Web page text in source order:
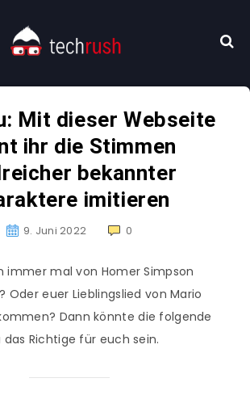
Mit dieser Webseite
ihr die Stimmen
bekannter
imitieren
9. Juni 2022 0
immer mal von Homer Simpson
Oder euer Lieblingslied von Mario
Dann könnte die folgende
Richtige für euch sein.